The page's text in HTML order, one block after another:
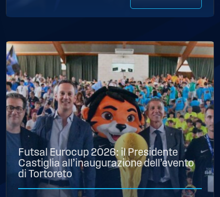
Futsal Eurocup 2026: il Presidente
Castiglia all’inaugurazione dell’evento
di Tortoreto